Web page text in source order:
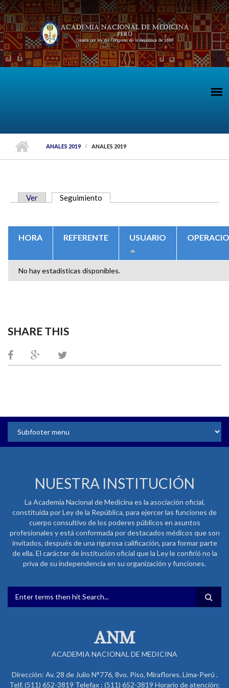
Pasar al contenido principal
ANALES 2019 ANALES 2019
Ver Seguimiento
HORA REFERENTE USUARIO
No hay estadísticas disponibles.
SHARE THIS
NUESTRA INSTITUCIÓN
La Academia Nacional de Medicina es la asociación oficial,
constituida por Ley de la República, para ejercer las funciones de
cuerpo consultivo de los poderes públicos en asuntos
profesionales y está conformada por destacados médicos que son
invitados, después de una rigurosa calificación, para formar parte
de ella. El carácter de institución oficial que la Ley le confirió no la
priva de su independencia en su organización y funciones.
FORMULARIO DE BÚSQUEDA
ANM
ACADEMIA NACIONAL DE MEDICINA
Dirección: Av. 28 de Julio N°776, 8vo. Piso, Miraflores. Lima-Perú .
Telf. (511) 652-3819 Telefax : (511) 652-3819 Horario de atención: